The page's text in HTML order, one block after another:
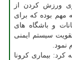
ورزش کردن از
مهم بوده که برای
و باشگاه های
سیستم ایمنی
نمود.
بیماری کرونا